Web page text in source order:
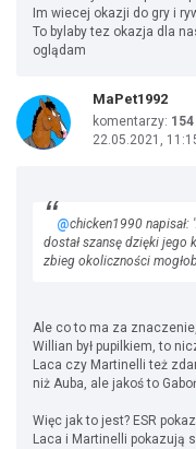
Im wiecej okazji do gry i
To bylaby tez okazja dla
oglądam
MaPet1992
komentarzy: 154
22.05.2021,
@chicken1990 napisał:
dostał szansę dzięki jego
zbieg okoliczności
Ale co to ma za znaczenie,
Willian był pupilkiem, to
Laca czy Martinelli też
niż Auba, ale jakoś to
Więc jak to jest? ESR
Laca i Martinelli pokazują